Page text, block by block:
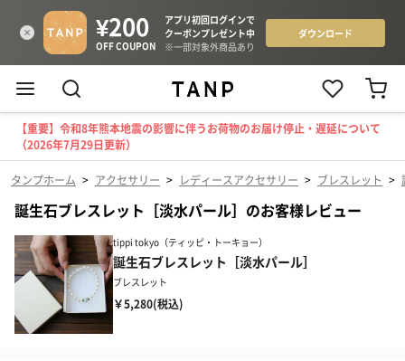
【重要】令和8年熊本地震の影響に伴うお荷物のお届け停止・遅延について
（2026年7月29日更新）
タンプホーム > アクセサリー > レディースアクセサリー > ブレスレット >
誕生石ブレスレット［淡水パール］のお客様レビュー
tippi tokyo（ティッピ・トーキョー）
誕生石ブレスレット［淡水パール］
ブレスレット
￥5,280(税込)